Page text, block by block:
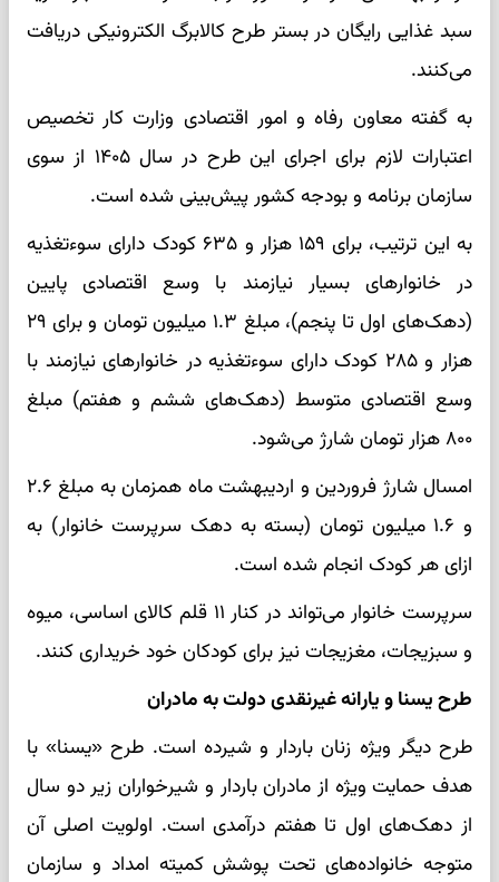
سبد غذایی رایگان در بستر طرح کالابرگ الکترونیکی دریافت
می‌کنند.
به گفته معاون رفاه و امور اقتصادی وزارت کار تخصیص
اعتبارات لازم برای اجرای این طرح در سال ۱۴۰۵ از سوی
سازمان برنامه و بودجه کشور پیش‌بینی شده است.
به این ترتیب، برای ۱۵۹ هزار و ۶۳۵ کودک دارای سوءتغذیه
در خانوارهای بسیار نیازمند با وسع اقتصادی پایین
(دهک‌های اول تا پنجم)، مبلغ ۱.۳ میلیون تومان و برای ۲۹
هزار و ۲۸۵ کودک دارای سوءتغذیه در خانوارهای نیازمند با
وسع اقتصادی متوسط (دهک‌های ششم و هفتم) مبلغ
۸۰۰ هزار تومان شارژ می‌شود.
امسال شارژ فروردین و اردیبهشت ماه همزمان به مبلغ ۲.۶
و ۱.۶ میلیون تومان (بسته به دهک سرپرست خانوار) به
ازای هر کودک انجام شده است.
سرپرست خانوار می‌تواند در کنار ۱۱ قلم کالای اساسی، میوه
و سبزیجات، مغزیجات نیز برای کودکان خود خریداری کنند.
طرح یسنا و یارانه غیرنقدی دولت به مادران
طرح دیگر ویژه زنان باردار و شیرده است. طرح «یسنا» با
هدف حمایت ویژه از مادران باردار و شیرخواران زیر دو سال
از دهک‌های اول تا هفتم درآمدی است. اولویت اصلی آن
متوجه خانواده‌های تحت پوشش کمیته امداد و سازمان